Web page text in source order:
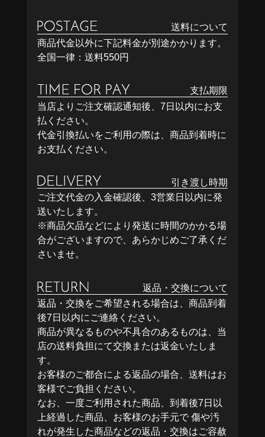
送料について
商品代金以外に下記料金が別途かかります。
全国一律：送料550円
支払期限
当店よりご注文確認通知後、7日以内にお支
払ください。
代金引換払いをご利用の際は、商品到着時に
お支払ください。
引き渡し時期
ご注文代金の入金確認後、3営業日以内に発
送いたします。
※商品欠品などにより発送に時間のかかる場
合がございますので、あらかじめご了承くだ
さいませ。
返品・交換について
返品・交換をご希望される場合は、商品到着
後7日以内にご連絡ください。
商品が異なるものや不具合のあるものは、当
店の送料負担にて交換または返金いたしま
す。
お客様のご都合による返品の場合、送料はお
客様でご負担ください。
なお、一度ご利用された商品、到着後7日以
上経過した商品、お客様のお手元で 傷や汚
れが発生した商品などの返品・交換はご容赦